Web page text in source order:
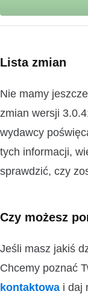
Lista zmian
Nie mamy
zmian wersji
wydawcy
tych informacji,
sprawdzić, czy
Czy możesz
Jeśli masz jakiś
Chcemy poznać
kontaktowa i daj